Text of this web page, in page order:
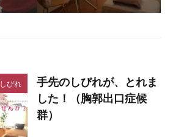
しびれ
手先のしびれが、とれま
した！（胸郭出口症候
群）